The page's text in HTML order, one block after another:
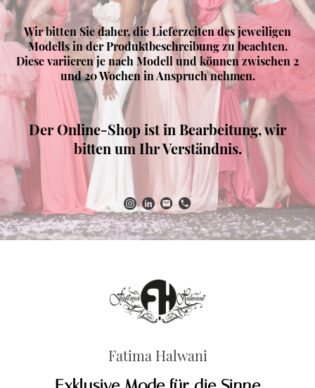
Wir bitten Sie daher, die Lieferzeiten des jeweiligen
Modells in der Produktbeschreibung zu beachten.
Diese variieren je nach Modell und können zwischen 2
und 20 Wochen in Anspruch nehmen.
Der Online-Shop ist in Bearbeitung, wir
bitten um Ihr Verständnis.
Fatima Halwani